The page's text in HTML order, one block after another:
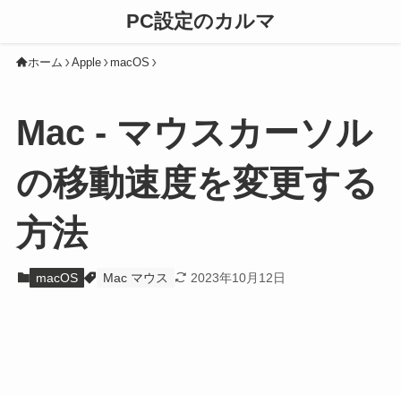
PC設定のカルマ
ホーム Apple macOS
Mac - マウスカーソル
の移動速度を変更する
方法
macOS Mac マウス 2023年10月12日